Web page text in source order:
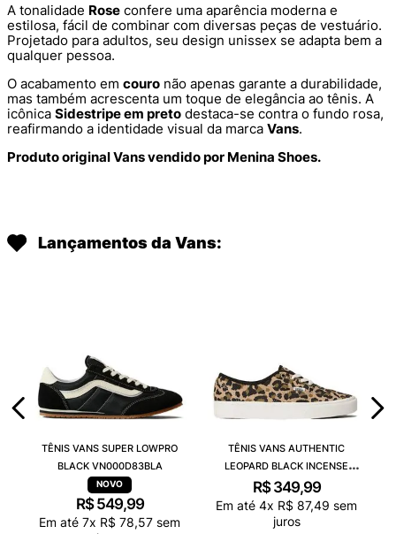
A tonalidade Rose confere uma aparência moderna e
estilosa, fácil de combinar com diversas peças de vestuário.
Projetado para adultos, seu design unissex se adapta bem a
qualquer pessoa.
O acabamento em couro não apenas garante a durabilidade,
mas também acrescenta um toque de elegância ao tênis. A
icônica Sidestripe em preto destaca-se contra o fundo rosa,
reafirmando a identidade visual da marca Vans.
Produto original Vans vendido por Menina Shoes.
Lançamentos da Vans:
TÊNIS VANS SUPER LOWPRO
BLACK VN000D83BLA
R$ 549,99
Em até 7x R$ 78,57 sem
TÊNIS VANS AUTHENTIC
LEOPARD BLACK INCENSE
VN000D6GGR4
R$ 349,99
Em até 4x R$ 87,49 sem
juros